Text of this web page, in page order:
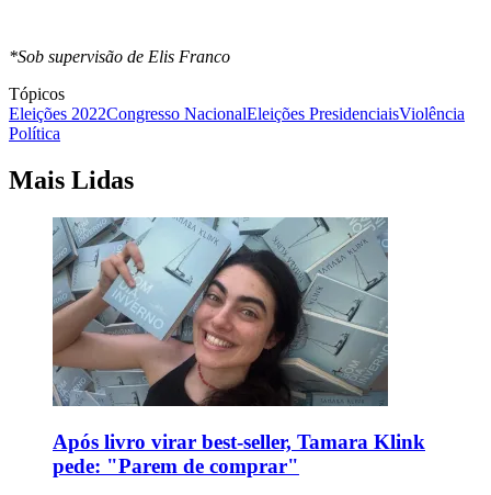
*Sob supervisão de Elis Franco
Tópicos
Eleições 2022Congresso NacionalEleições PresidenciaisViolência
Política
Mais Lidas
Após livro virar best-seller, Tamara Klink
pede: "Parem de comprar"